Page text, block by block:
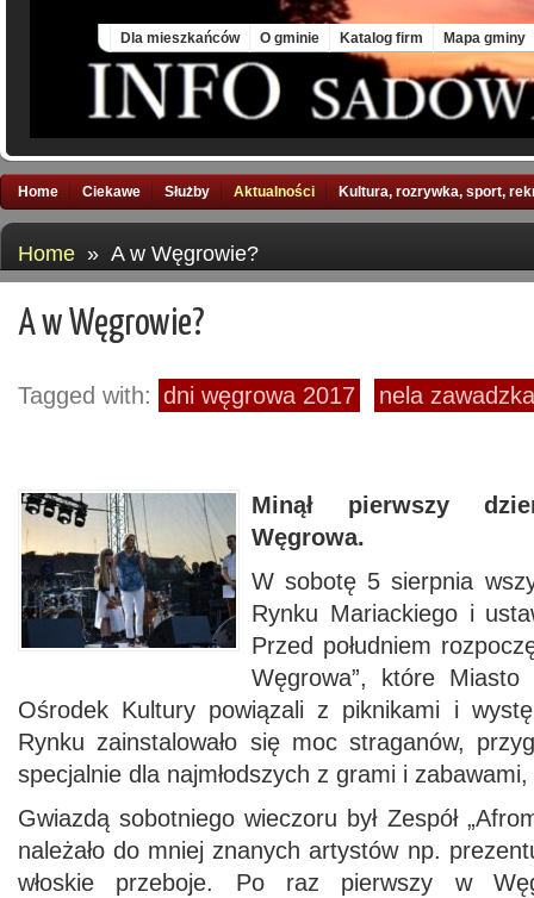
Dla mieszkańców O gminie Katalog firm Mapa gminy
Home Ciekawe Służby Aktualności Kultura, rozrywka, sport,
Home » A w Węgrowie?
A w Węgrowie?
Tagged with: dni węgrowa 2017 nela zawadzka
Minął pierwszy
Węgrowa.
W sobotę 5 sierpnia
Rynku Mariackiego i
Przed południem
Węgrowa”, które
Ośrodek Kultury powiązali z piknikami i
Rynku zainstalowało się moc straganów,
specjalnie dla najmłodszych z grami i
Gwiazdą sobotniego wieczoru był Zespół
należało do mniej znanych artystów np.
włoskie przeboje. Po raz pierwszy w